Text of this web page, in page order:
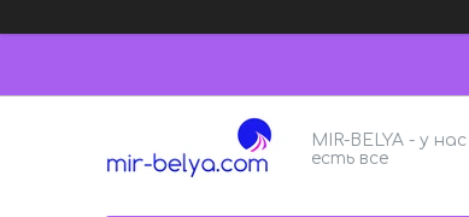
MIR-BELYA - у нас
есть все